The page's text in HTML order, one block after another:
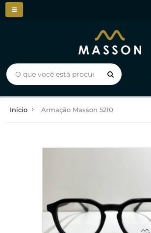
Início Armação Masson 5210